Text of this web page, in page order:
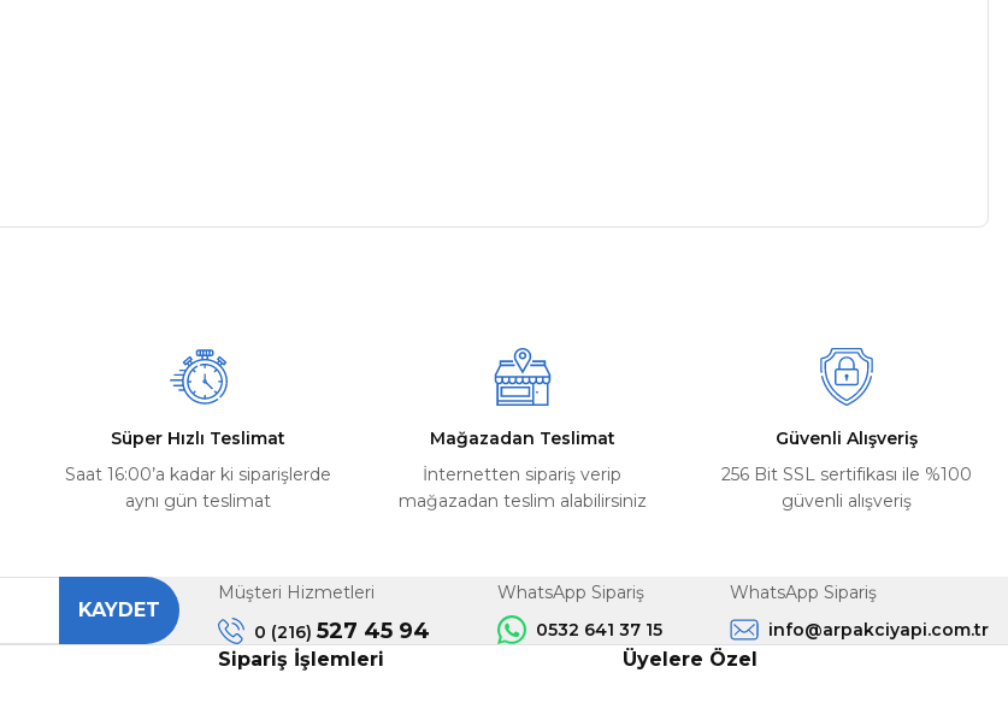
Gönder
Süper Hızlı Teslimat
Saat 16:00’a kadar ki siparişlerde
aynı gün teslimat
Mağazadan Teslimat
İnternetten sipariş verip
mağazadan teslim alabilirsiniz
Güvenli Alışveriş
256 Bit SSL sertifikası ile %100
güvenli alışveriş
KAYDET
Müşteri Hizmetleri
0 (216) 527 45 94
WhatsApp Sipariş
0532 641 37 15
WhatsApp Sipariş
info@arpakciyapi.com.tr
Sipariş İşlemleri Üyelere Özel